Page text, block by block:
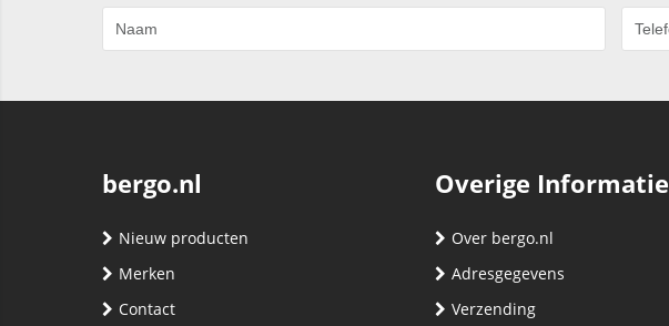
bergo.nl
Nieuw producten
Merken
Contact
Overige Informatie
Over bergo.nl
Adresgegevens
Verzending